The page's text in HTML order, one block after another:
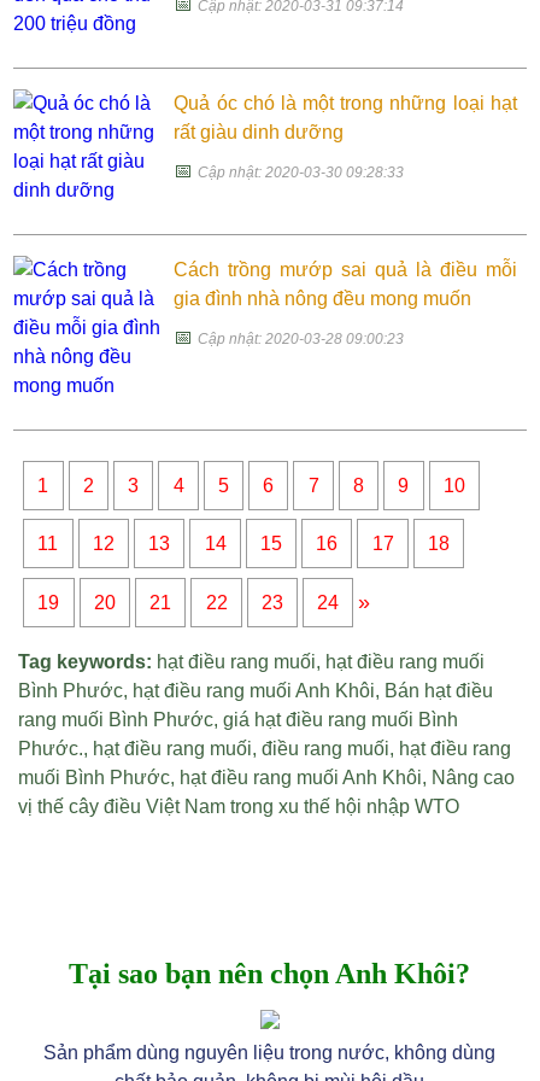
📅Cập nhật: 2020-03-31 09:37:14
Quả óc chó là một trong những loại hạt
rất giàu dinh dưỡng
📅Cập nhật: 2020-03-30 09:28:33
Cách trồng mướp sai quả là điều mỗi
gia đình nhà nông đều mong muốn
📅Cập nhật: 2020-03-28 09:00:23
1 2 3 4 5 6 7 8 9 10
11 12 13 14 15 16 17 18
19 20 21 22 23 24 »
Tag keywords: hạt điều rang muối, hạt điều rang muối
Bình Phước, hạt điều rang muối Anh Khôi, Bán hạt điều
rang muối Bình Phước,giá hạt điều rang muối Bình
Phước., hạt điều rang muối,điều rang muối, hạt điều rang
muối Bình Phước, hạt điều rang muối Anh Khôi, Nâng cao
vị thế cây điều Việt Nam trong xu thế hội nhập WTO
Tại sao bạn nên chọn Anh Khôi?
Sản phẩm dùng nguyên liệu trong nước, không dùng